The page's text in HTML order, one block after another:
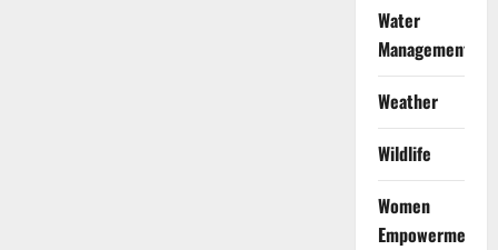
Water
Management
Weather
Wildlife
Women
Empowerment